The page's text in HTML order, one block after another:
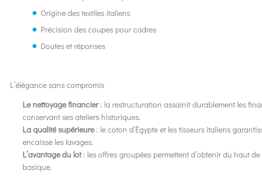
Origine des textiles italiens
Précision des coupes pour cadres
Doutes et réponses
L’élégance sans compromis
Le nettoyage financier: la restructuration assainit durablement les
conservant ses ateliers historiques.
La qualité supérieure: le coton d’Égypte et les tisseurs italiens
encaisse les lavages.
L’avantage du lot: les offres groupées permettent d’obtenir du haut
basique.